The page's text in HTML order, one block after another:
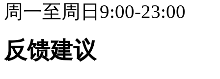
周一至周日9:00-23:00
反馈建议